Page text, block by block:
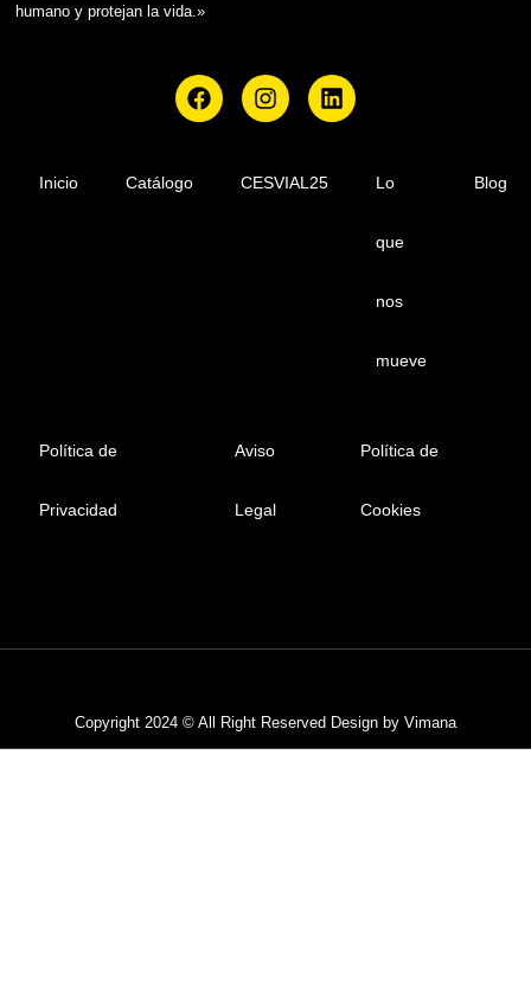
humano y protejan la vida.»
F
a
I
n
a
L
i
Inicio Catálogo CESVIAL25 Lo
que
nos
mueve
Blog
Política de
Privacidad
Aviso
Legal
Política de
Cookies
Copyright 2024 © All Right Reserved Design by Vimana